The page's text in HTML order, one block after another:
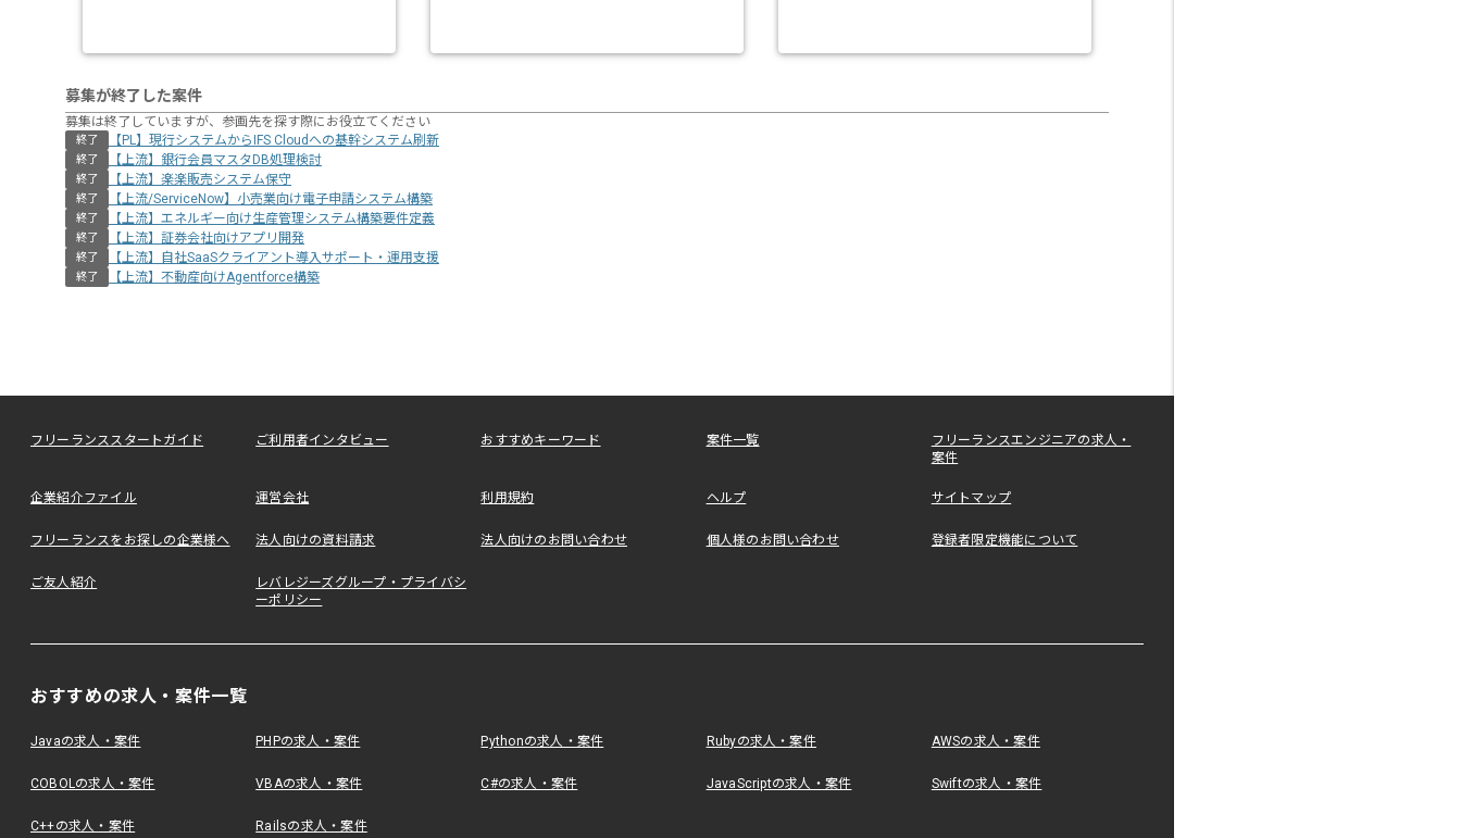
募集が終了した案件
募集は終了していますが、参画先を探す際にお役立てください
終了 【PL】現行システムからIFS Cloudへの基幹システム刷新
終了 【上流】銀行会員マスタDB処理検討
終了 【上流】楽楽販売システム保守
終了 【上流/ServiceNow】小売業向け電子申請システム構築
終了 【上流】エネルギー向け生産管理システム構築要件定義
終了 【上流】証券会社向けアプリ開発
終了 【上流】自社SaaSクライアント導入サポート・運用支援
終了 【上流】不動産向けAgentforce構築
フリーランススタートガイド ご利用者インタビュー おすすめキーワード 案件一覧
フリーランスエンジニアの求人・
案件
企業紹介ファイル 運営会社 利用規約 ヘルプ サイトマップ
フリーランスをお探しの企業様へ 法人向けの資料請求 法人向けのお問い合わせ 個人様のお問い合わせ 登録者限定機能について
ご友人紹介
レバレジーズグループ・プライバシ
ーポリシー
おすすめの求人・案件一覧
Javaの求人・案件 PHPの求人・案件 Pythonの求人・案件 Rubyの求人・案件 AWSの求人・案件
COBOLの求人・案件 VBAの求人・案件 C#の求人・案件 JavaScriptの求人・案件 Swiftの求人・案件
C++の求人・案件 Railsの求人・案件